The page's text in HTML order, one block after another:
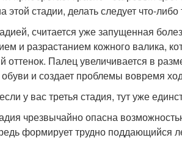
этой стадии, делать следует что-
считается уже запущенная
и разрастанием кожного валика,
Палец увеличивается в
и создает проблемы вовремя
у вас третья стадия, тут уже
чрезвычайно опасна
формирует трудно поддающийся